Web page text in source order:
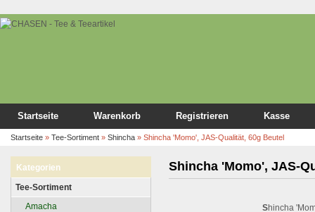
Startseite Warenkorb Registrieren Kasse
Startseite » Tee-Sortiment » Shincha » Shincha 'Momo', JAS-Qualität, 60g Beutel
Kategorien
Tee-Sortiment
Amacha
Shincha 'Momo', JAS-
Shincha